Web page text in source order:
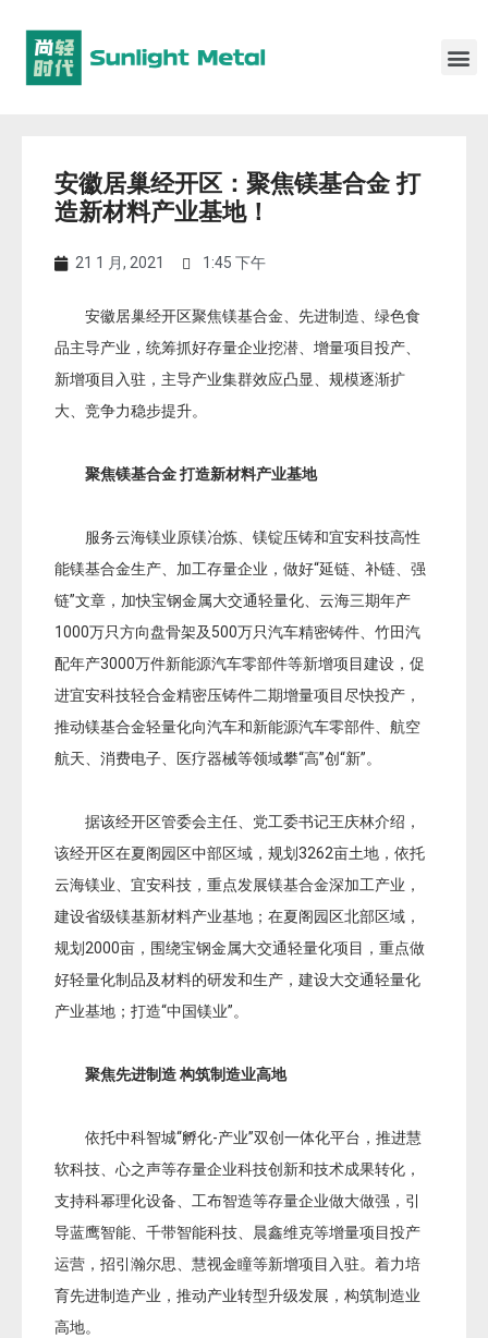
安徽居巢经开区：聚焦镁基合金 打
造新材料产业基地！
21 1 月, 2021 1:45 下午
安徽居巢经开区聚焦镁基合金、先进制造、绿色食
品主导产业，统筹抓好存量企业挖潜、增量项目投产、
新增项目入驻，主导产业集群效应凸显、规模逐渐扩
大、竞争力稳步提升。
聚焦镁基合金 打造新材料产业基地
服务云海镁业原镁冶炼、镁锭压铸和宜安科技高性
能镁基合金生产、加工存量企业，做好“延链、补链、强
链”文章，加快宝钢金属大交通轻量化、云海三期年产
1000万只方向盘骨架及500万只汽车精密铸件、竹田汽
配年产3000万件新能源汽车零部件等新增项目建设，促
进宜安科技轻合金精密压铸件二期增量项目尽快投产，
推动镁基合金轻量化向汽车和新能源汽车零部件、航空
航天、消费电子、医疗器械等领域攀“高”创“新”。
据该经开区管委会主任、党工委书记王庆林介绍，
该经开区在夏阁园区中部区域，规划3262亩土地，依托
云海镁业、宜安科技，重点发展镁基合金深加工产业，
建设省级镁基新材料产业基地； 在夏阁园区北部区域，
规划2000亩，围绕宝钢金属大交通轻量化项目，重点做
好轻量化制品及材料的研发和生产，建设大交通轻量化
产业基地； 打造“中国镁业”。
聚焦先进制造 构筑制造业高地
依托中科智城“孵化-产业”双创一体化平台，推进慧
软科技、心之声等存量企业科技创新和技术成果转化，
支持科幂理化设备、工布智造等存量企业做大做强，引
导蓝鹰智能、千带智能科技、晨鑫维克等增量项目投产
运营，招引瀚尔思、慧视金瞳等新增项目入驻。着力培
育先进制造产业，推动产业转型升级发展，构筑制造业
高地。